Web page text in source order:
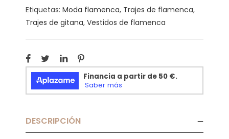
Etiquetas: Moda flamenca, Trajes de flamenca,
Trajes de gitana, Vestidos de flamenca
DESCRIPCIÓN